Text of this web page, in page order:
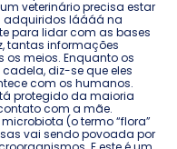
veterinário precisa estar
adquiridos láááá na
para lidar com as bases
tantas informações
meios. Enquanto os
diz-se que eles
com os humanos.
protegido da maioria
com a mãe.
(o termo “flora”
vai sendo povoada por